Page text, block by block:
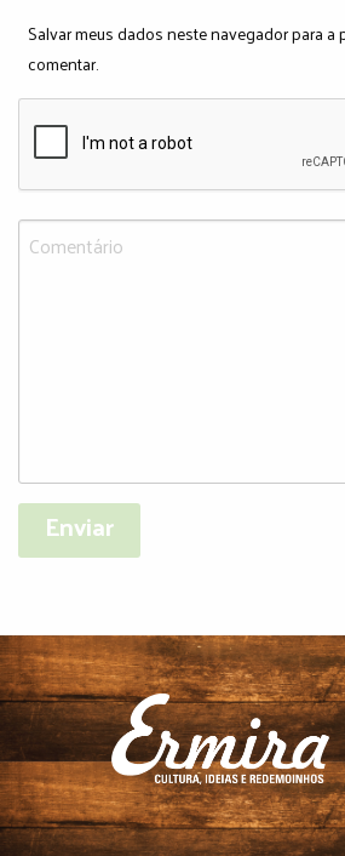
Salvar meus dados neste navegador para a
comentar.